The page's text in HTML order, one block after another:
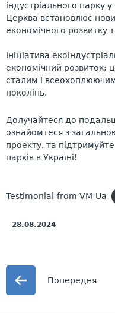
індустріального парку у
Церква встановлює
економічного розвитку
Ініціатива
економічний розвиток;
сталим і
поколінь.
Долучайтеся до
ознайомтеся з
проекту, та
парків в Україні!
Testimonial-from-VM-Ua
28.08.2024
Попередня